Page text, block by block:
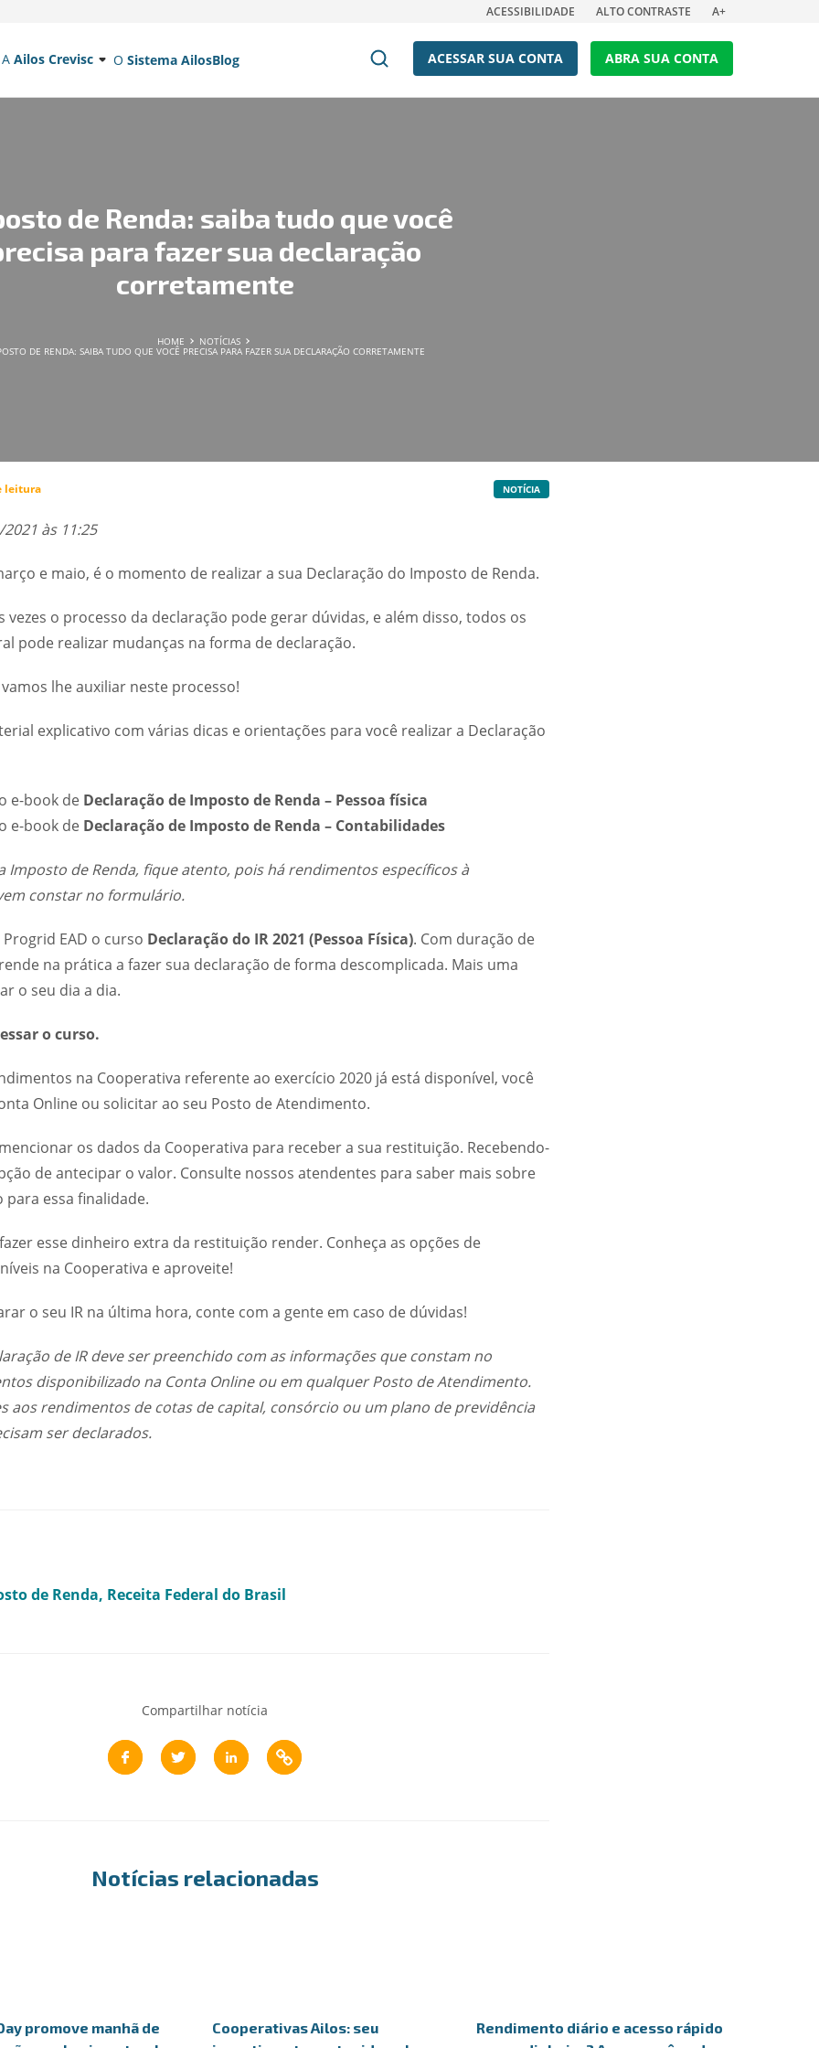
ACESSIBILIDADE ALTO CONTRASTE A+
A Ailos Crevisc O Sistema AilosBlog ACESSAR SUA CONTA ABRA SUA CONTA
de Renda: saiba tudo que você
para fazer sua declaração
corretamente
HOME
NOTÍCIAS
DE RENDA: SAIBA TUDO QUE VOCÊ PRECISA PARA FAZER SUA DECLARAÇÃO CORRETAMENTE
leitura NOTÍCIA
às 11:25
e maio, é o momento de realizar a sua Declaração do Imposto de Renda.
vezes o processo da declaração pode gerar dúvidas, e além disso, todos os
pode realizar mudanças na forma de declaração.
lhe auxiliar neste processo!
explicativo com várias dicas e orientações para você realizar a Declaração
e-book de Declaração de Imposto de Renda – Pessoa física
e-book de Declaração de Imposto de Renda – Contabilidades
Imposto de Renda, fique atento, pois há rendimentos específicos à
constar no formulário.
EAD o curso Declaração do IR 2021 (Pessoa Física). Com duração de
na prática a fazer sua declaração de forma descomplicada. Mais uma
o seu dia a dia.
o curso.
na Cooperativa referente ao exercício 2020 já está disponível, você
Online ou solicitar ao seu Posto de Atendimento.
os dados da Cooperativa para receber a sua restituição. Recebendo-
de antecipar o valor. Consulte nossos atendentes para saber mais sobre
essa finalidade.
esse dinheiro extra da restituição render. Conheça as opções de
na Cooperativa e aproveite!
o seu IR na última hora, conte com a gente em caso de dúvidas!
de IR deve ser preenchido com as informações que constam no
disponibilizado na Conta Online ou em qualquer Posto de Atendimento.
aos rendimentos de cotas de capital, consórcio ou um plano de previdência
ser declarados.
de Renda Receita Federal do Brasil
Compartilhar notícia
Notícias relacionadas
promove manhã de
Cooperativas Ailos: seu
Rendimento diário e acesso rápido